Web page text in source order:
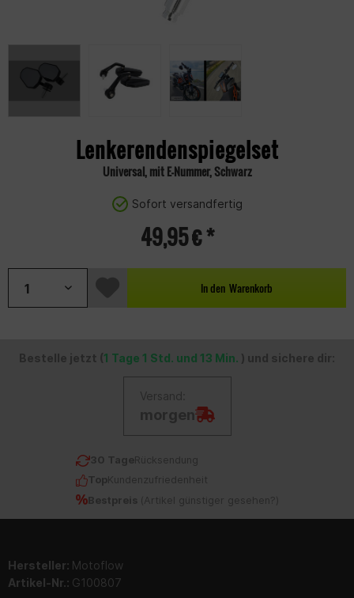
Lenkerendenspiegelset
Universal, mit E-Nummer, Schwarz
Sofort versandfertig
49,95 € *
In den Warenkorb
Bestelle jetzt (1 Tage 1 Std. und 13 Min. ) und sichere dir:
Versand:
morgen
30 TageRücksendung
TopKundenzufriedenheit
Bestpreis ( Artikel günstiger gesehen? )
Hersteller: Motoflow
Artikel-Nr.: G100807